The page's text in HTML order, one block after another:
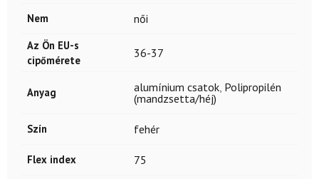
Nem női
Az Ön EU-s
cipőmérete
36-37
Anyag alumínium csatok Polipropilén
(mandzsetta/héj)
Szín fehér
Flex index 75